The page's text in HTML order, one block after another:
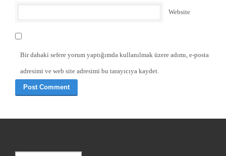
Website
Bir dahaki sefere yorum yaptığımda kullanılmak üzere adımı, e-posta
adresimi ve web site adresimi bu tarayıcıya kaydet.